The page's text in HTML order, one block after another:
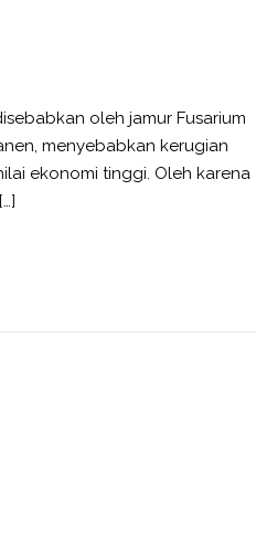
oleh jamur Fusarium
menyebabkan kerugian
ekonomi tinggi. Oleh karena